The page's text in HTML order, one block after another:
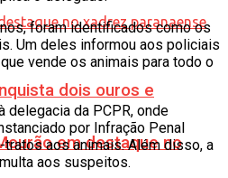
dois ouros e
em destaque no
foram identificados como os
Um deles informou aos policiais
vende os animais para todo o
delegacia da PCPR, onde
por Infração Penal
aos animais. Além disso, a
aos suspeitos.